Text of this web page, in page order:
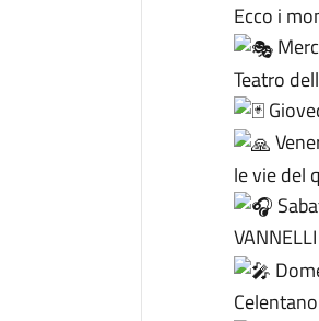
Ecco i
Teatro
le vie del